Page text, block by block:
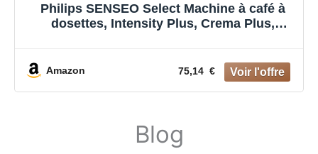
Philips SENSEO Select Machine à café à
dosettes, Intensity Plus, Crema Plus,
Amazon 75,14 €
Blog